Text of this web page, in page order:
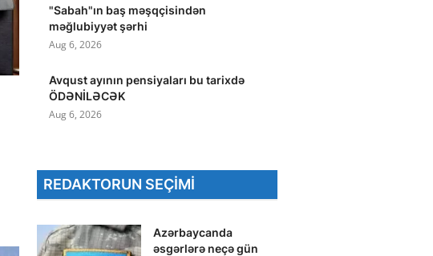
"Sabah"ın baş məşqçisindən
məğlubiyyət şərhi
Aug 6, 2026
Avqust ayının pensiyaları bu tarixdə
ÖDƏNİLƏCƏK
Aug 6, 2026
REDAKTORUN SEÇIMI
Azərbaycanda
əsgərlərə neçə gün